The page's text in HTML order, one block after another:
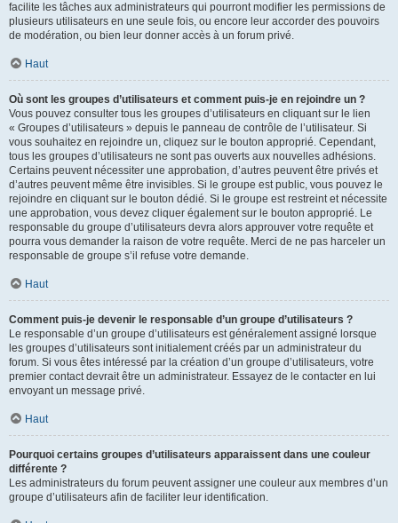
facilite les tâches aux administrateurs qui pourront modifier les permissions de
plusieurs utilisateurs en une seule fois, ou encore leur accorder des pouvoirs
de modération, ou bien leur donner accès à un forum privé.
Haut
Où sont les groupes d’utilisateurs et comment puis-je en rejoindre un ?
Vous pouvez consulter tous les groupes d’utilisateurs en cliquant sur le lien
« Groupes d’utilisateurs » depuis le panneau de contrôle de l’utilisateur. Si
vous souhaitez en rejoindre un, cliquez sur le bouton approprié. Cependant,
tous les groupes d’utilisateurs ne sont pas ouverts aux nouvelles adhésions.
Certains peuvent nécessiter une approbation, d’autres peuvent être privés et
d’autres peuvent même être invisibles. Si le groupe est public, vous pouvez le
rejoindre en cliquant sur le bouton dédié. Si le groupe est restreint et nécessite
une approbation, vous devez cliquer également sur le bouton approprié. Le
responsable du groupe d’utilisateurs devra alors approuver votre requête et
pourra vous demander la raison de votre requête. Merci de ne pas harceler un
responsable de groupe s’il refuse votre demande.
Haut
Comment puis-je devenir le responsable d’un groupe d’utilisateurs ?
Le responsable d’un groupe d’utilisateurs est généralement assigné lorsque
les groupes d’utilisateurs sont initialement créés par un administrateur du
forum. Si vous êtes intéressé par la création d’un groupe d’utilisateurs, votre
premier contact devrait être un administrateur. Essayez de le contacter en lui
envoyant un message privé.
Haut
Pourquoi certains groupes d’utilisateurs apparaissent dans une couleur
différente ?
Les administrateurs du forum peuvent assigner une couleur aux membres d’un
groupe d’utilisateurs afin de faciliter leur identification.